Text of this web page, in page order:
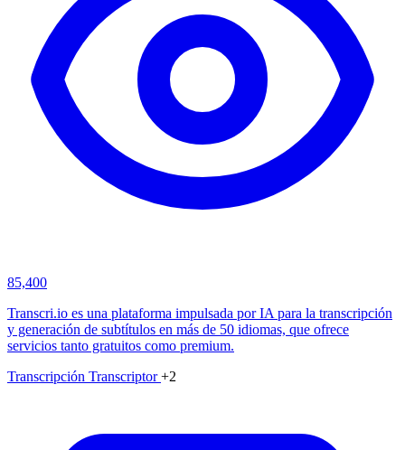
85,400
Transcri.io es una plataforma impulsada por IA para la transcripción
y generación de subtítulos en más de 50 idiomas, que ofrece
servicios tanto gratuitos como premium.
Transcripción Transcriptor+2